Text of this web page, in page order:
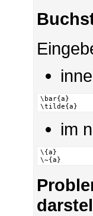
\bar{a}
\tilde{a}
im
\{a}
\~{a}